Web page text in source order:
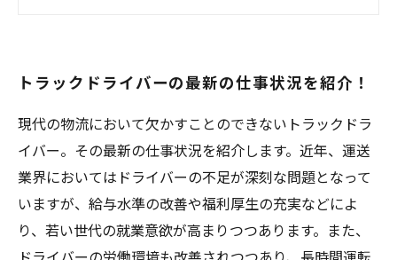
2トン専属ドライバーが抱える悩みと、その解決
策とは？
トラックドライバーの最新の仕事状況を紹介！
現代の物流において欠かすことのできないトラックドラ
イバー。その最新の仕事状況を紹介します。近年、運送
業界においてはドライバーの不足が深刻な問題となって
いますが、給与水準の改善や福利厚生の充実などによ
り、若い世代の就業意欲が高まりつつあります。また、